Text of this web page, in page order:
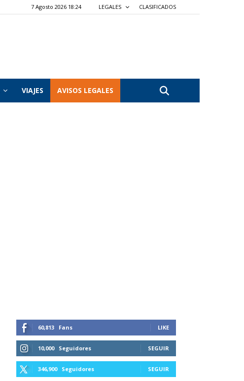
7 Agosto 2026 18:24 LEGALES CLASIFICADOS
VIAJES AVISOS LEGALES
60,813 Fans LIKE
10,000 Seguidores SEGUIR
346,900 Seguidores SEGUIR